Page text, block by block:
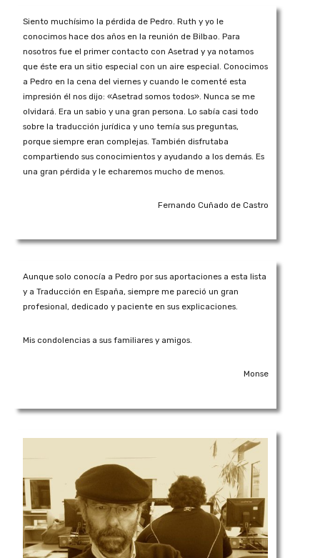
Siento muchísimo la pérdida de Pedro. Ruth y yo le
conocimos hace dos años en la reunión de Bilbao. Para
nosotros fue el primer contacto con Asetrad y ya notamos
que éste era un sitio especial con un aire especial. Conocimos
a Pedro en la cena del viernes y cuando le comenté esta
impresión él nos dijo: «Asetrad somos todos». Nunca se me
olvidará. Era un sabio y una gran persona. Lo sabía casi todo
sobre la traducción jurídica y uno temía sus preguntas,
porque siempre eran complejas. También disfrutaba
compartiendo sus conocimientos y ayudando a los demás. Es
una gran pérdida y le echaremos mucho de menos.
Fernando Cuñado de Castro
Aunque solo conocía a Pedro por sus aportaciones a esta lista
y a Traducción en España, siempre me pareció un gran
profesional, dedicado y paciente en sus explicaciones.
Mis condolencias a sus familiares y amigos.
Monse